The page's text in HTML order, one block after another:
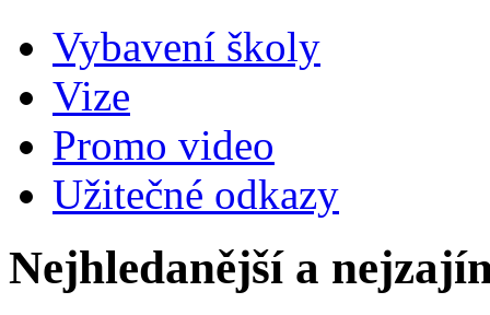
Vybavení školy
Vize
Promo video
Užitečné odkazy
Nejhledanější a